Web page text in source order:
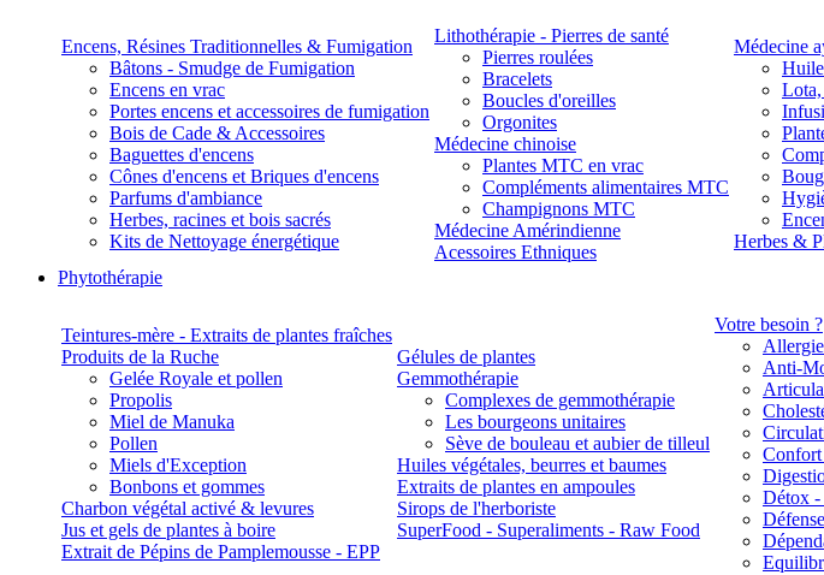
Encens, Résines Traditionnelles & Fumigation
Bâtons - Smudge de Fumigation
Encens en vrac
Portes encens et accessoires de fumigation
Bois de Cade & Accessoires
Baguettes d'encens
Cônes d'encens et Briques d'encens
Parfums d'ambiance
Herbes, racines et bois sacrés
Kits de Nettoyage énergétique
Lithothérapie - Pierres de santé
Pierres roulées
Bracelets
Boucles d'oreilles
Orgonites
Médecine chinoise
Plantes MTC en vrac
Compléments alimentaires MTC
Champignons MTC
Médecine Amérindienne
Acessoires Ethniques
Médecine
Herbes &
Phytothérapie
Teintures-mère - Extraits de plantes fraîches
Produits de la Ruche
Gelée Royale et pollen
Propolis
Miel de Manuka
Pollen
Miels d'Exception
Bonbons et gommes
Charbon végétal activé & levures
Jus et gels de plantes à boire
Extrait de Pépins de Pamplemousse - EPP
Gélules de plantes
Gemmothérapie
Complexes de gemmothérapie
Les bourgeons unitaires
Sève de bouleau et aubier de tilleul
Huiles végétales, beurres et baumes
Extraits de plantes en ampoules
Sirops de l'herboriste
SuperFood - Superaliments - Raw Food
Votre besoin ?
Anti-
Détox -